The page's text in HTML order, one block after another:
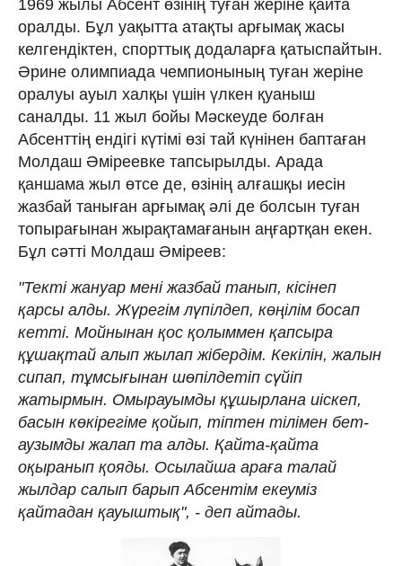
1969 жылы Абсент өзінің туған жеріне қайта
оралды. Бұл уақытта атақты арғымақ жасы
келгендiктен, спорттық додаларға қатыспайтын.
Әрине олимпиада чемпионының туған жеріне
оралуы ауыл халқы үшін үлкен қуаныш
саналды. 11 жыл бойы Мәскеуде болған
Абсенттің ендігі күтімі өзі тай күнінен баптаған
Молдаш Әміреевке тапсырылды. Арада
қаншама жыл өтсе де, өзінің алғашқы иесін
жазбай таныған арғымақ әлі де болсын туған
топырағынан жырақтамағанын аңғартқан екен.
Бұл сәтті Молдаш Әміреев:
"Тектi жануар менi жазбай танып, кiсiнеп
қарсы алды. Жүрегiм лүпiлдеп, көңiлiм босап
кеттi. Мойнынан қос қолыммен қапсыра
құшақтай алып жылап жiбердiм. Кекiлiн, жалын
сипап, тұмсығынан шөпiлдетiп сүйiп
жатырмын. Омырауымды құшырлана иiскеп,
басын көкiрегiме қойып, тiптен тiлiмен бет-
аузымды жалап та алды. Қайта-қайта
оқыранып қояды. Осылайша араға талай
жылдар салып барып Абсентiм екеумiз
қайтадан қауыштық", - деп айтады.